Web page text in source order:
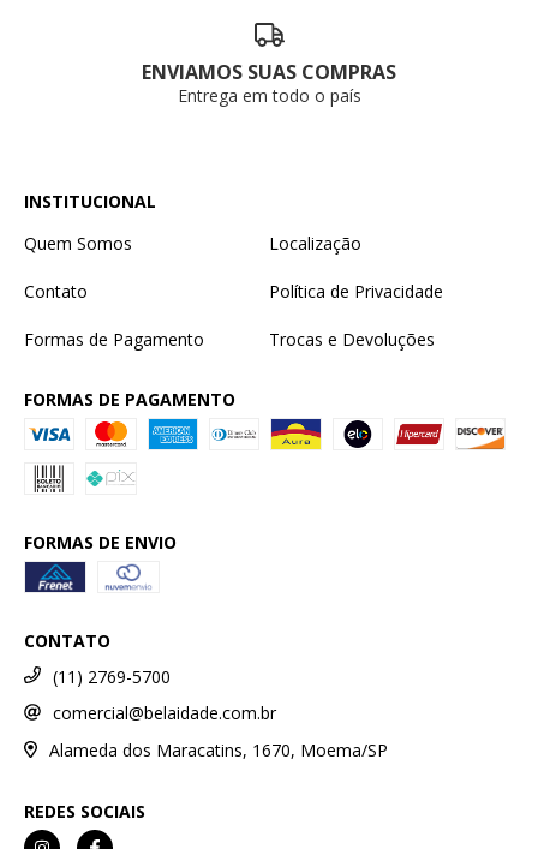
ENVIAMOS SUAS COMPRAS
Entrega em todo o país
INSTITUCIONAL
Quem Somos
Localização
Contato Política de Privacidade
Formas de Pagamento Trocas e Devoluções
FORMAS DE PAGAMENTO
FORMAS DE ENVIO
CONTATO
(11) 2769-5700
comercial@belaidade.com.br
Alameda dos Maracatins, 1670, Moema/SP
REDES SOCIAIS